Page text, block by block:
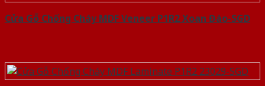
Cửa Gỗ Chống Cháy MDF Veneer P1R2 Xoan Đào-SGD